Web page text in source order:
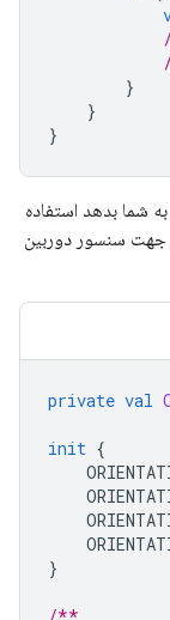
}
}
}
شما بدهد استفاده
جهت سنسور دوربین
private val
init {
}